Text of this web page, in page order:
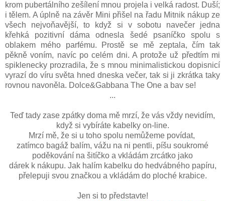
krom pubertálního zešílení mnou projela i velká radost. Duší;
i tělem. A úplně na závěr Mini přišel na řadu Mitnik nákup ze
všech nejvoňavější, to když si v sobotu navečer jedna
křehká pozitivní dáma odnesla šedé psaníčko spolu s
oblakem mého parfému. Prostě se mě zeptala, čím tak
pěkně voním, navíc po celém dni. A protože už předtím mi
spiklenecky prozradila, že s mnou minimalistickou dopisnicí
vyrazí do víru světa hned dneska večer, tak si ji zkrátka taky
rovnou navoněla. Dolce&Gabbana The One a bav se!
...
Teď tady zase zpátky doma mě mrzí, že vás vždy nevidím,
když si vybíráte kabelky on-line.
Mrzí mě, že si u toho spolu nemůžeme povídat,
zatímco bagáž balím, vážu na ni pentli, píšu soukromé
poděkování na šitíčko a vkládám zrcátko jako
dárek k nákupu. Jak halím kabelku do hedvábného papíru,
přelepuji svou značkou a vkládám do ploché krabice.
Jen si to představte!